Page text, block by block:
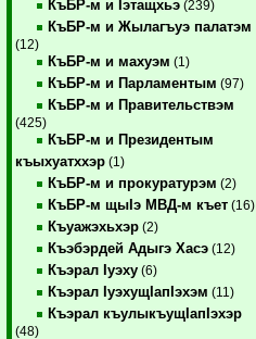
КъБР-м и Iэтащхьэ (239)
КъБР-м и Жылагъуэ палатэм
(12)
КъБР-м и махуэм (1)
КъБР-м и Парламентым (97)
КъБР-м и Правительствэм
(425)
КъБР-м и Президентым
къыхуатххэр (1)
КъБР-м и прокуратурэм (2)
КъБР-м щыIэ МВД-м къет (16)
Къуажэхьхэр (2)
Къэбэрдей Адыгэ Хасэ (12)
Къэрал Iуэху (6)
Къэрал IуэхущIапIэхэм (11)
Къэрал къулыкъущIапIэхэр
(48)